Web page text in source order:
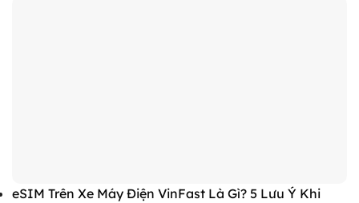
eSIM Trên Xe Máy Điện VinFast Là Gì? 5 Lưu Ý Khi